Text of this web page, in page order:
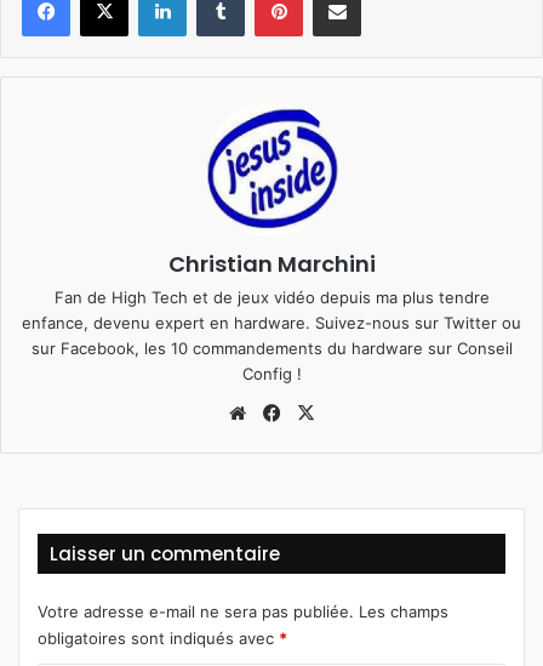
Christian Marchini
Fan de High Tech et de jeux vidéo depuis ma plus tendre
enfance, devenu expert en hardware. Suivez-nous sur Twitter ou
sur Facebook, les 10 commandements du hardware sur Conseil
Config !
We
Fa
Laisser un commentaire
Votre adresse e-mail ne sera pas publiée. Les champs
obligatoires sont indiqués avec *